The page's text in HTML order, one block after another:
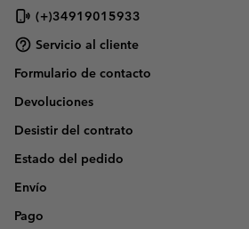
NAV
SKIP
SEARCH
(+)34919015933
Servicio al cliente
Formulario de contacto
Devoluciones
Desistir del contrato
Estado del pedido
Envío
Pago